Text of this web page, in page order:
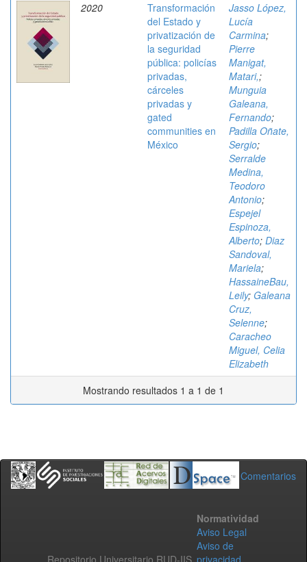
2020
Transformación
del Estado y
privatización de
la seguridad
pública: policías
privadas,
cárceles
privadas y
gated
communities en
México
Jasso López,
Lucía
Carmina;
Pierre
Manigat,
Matari,;
Munguia
Galeana,
Fernando;
Padilla Oñate,
Sergio;
Serralde
Medina,
Teodoro
Antonio;
Espejel
Espinoza,
Alberto; Diaz
Sandoval,
Mariela;
HassaineBau,
Leily; Galeana
Cruz,
Selenne;
Caracheo
Miguel, Celia
Elizabeth
Mostrando resultados 1 a 1 de 1
Comentarios
Repositorio Universitario RUD-IIS
Normatividad
Aviso Legal
Aviso de
privacidad